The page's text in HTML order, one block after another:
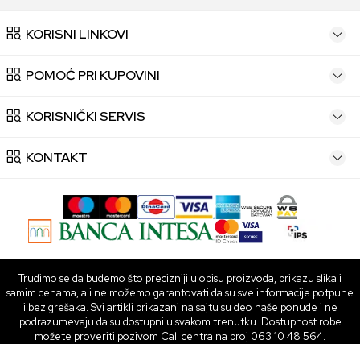
KORISNI LINKOVI
POMOĆ PRI KUPOVINI
KORISNIČKI SERVIS
KONTAKT
Trudimo se da budemo što precizniji u opisu proizvoda, prikazu slika i
samim cenama, ali ne možemo garantovati da su sve informacije potpune
i bez grešaka. Svi artikli prikazani na sajtu su deo naše ponude i ne
podrazumevaju da su dostupni u svakom trenutku. Dostupnost robe
možete proveriti pozivom Call centra na broj 063 10 48 564.